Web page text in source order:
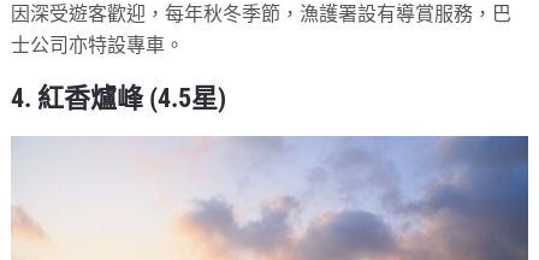
因深受遊客歡迎，每年秋冬季節，漁護署設有導賞服務，巴
士公司亦特設專車。
4. 紅香爐峰 (4.5星)